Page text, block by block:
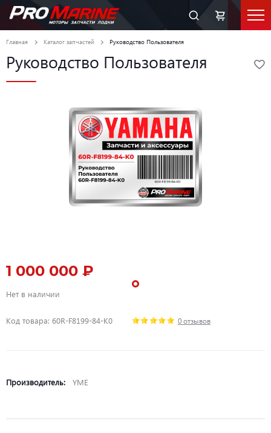
Главная Каталог запчастей Руководство Пользователя
Руководство Пользователя
1 000 000 ₽
Нет в наличии
Код товара: 60R-F8199-84-K0 0 отзывов
Производитель: YME